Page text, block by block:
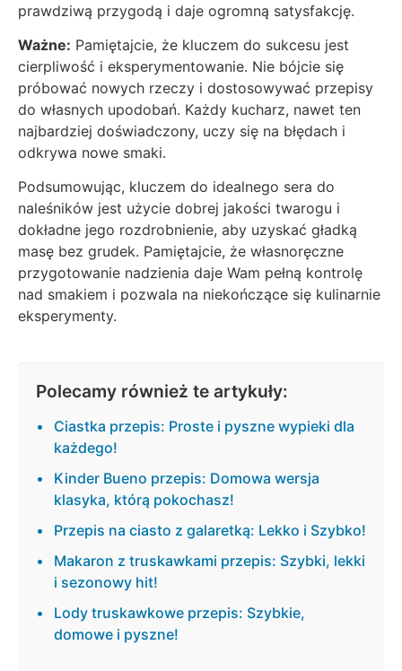
prawdziwą przygodą i daje ogromną satysfakcję.
Ważne: Pamiętajcie, że kluczem do sukcesu jest
cierpliwość i eksperymentowanie. Nie bójcie się
próbować nowych rzeczy i dostosowywać przepisy
do własnych upodobań. Każdy kucharz, nawet ten
najbardziej doświadczony, uczy się na błędach i
odkrywa nowe smaki.
Podsumowując, kluczem do idealnego sera do
naleśników jest użycie dobrej jakości twarogu i
dokładne jego rozdrobnienie, aby uzyskać gładką
masę bez grudek. Pamiętajcie, że własnoręczne
przygotowanie nadzienia daje Wam pełną kontrolę
nad smakiem i pozwala na niekończące się kulinarnie
eksperymenty.
Polecamy również te artykuły:
Ciastka przepis: Proste i pyszne wypieki dla
każdego!
Kinder Bueno przepis: Domowa wersja
klasyka, którą pokochasz!
Przepis na ciasto z galaretką: Lekko i Szybko!
Makaron z truskawkami przepis: Szybki, lekki
i sezonowy hit!
Lody truskawkowe przepis: Szybkie,
domowe i pyszne!